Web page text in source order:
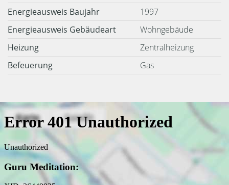
Energieausweis Baujahr
1997
Energieausweis Gebäudeart
Wohngebäude
Heizung
Zentralheizung
Befeuerung
Gas